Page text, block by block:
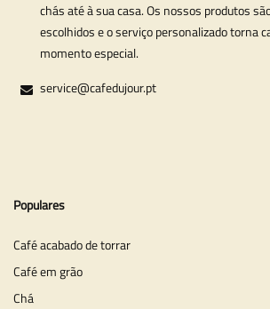
chás até à sua casa. Os nossos produtos
escolhidos e o serviço personalizado torna
momento especial.
service@cafedujour.pt
Populares
Café acabado de torrar
Café em grão
Chá